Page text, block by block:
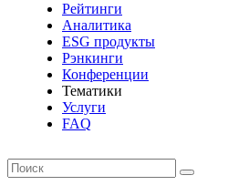
Рейтинги
Аналитика
ESG продукты
Рэнкинги
Конференции
Тематики
Услуги
FAQ